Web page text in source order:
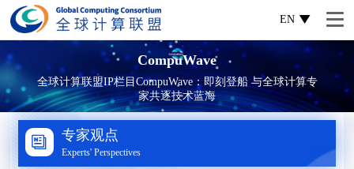
EN
CompuWave
全球计算联盟IP栏目CompuWave：即刻登船 与全球计算专
家共逐技术蓝海
专家观点
Experts' Perspectives